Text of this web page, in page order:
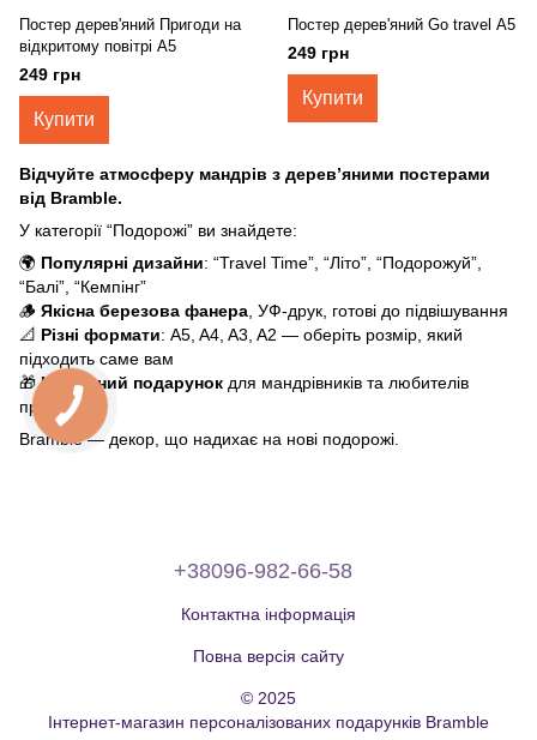
Постер дерев'яний Пригоди на
відкритому повітрі А5
249 грн
Купити
Постер дерев'яний Go travel А5
249 грн
Купити
Відчуйте атмосферу мандрів з дерев’яними постерами
від Bramble.
У категорії “Подорожі” ви знайдете:
🌍 Популярні дизайни: “Travel Time”, “Літо”, “Подорожуй”,
“Балі”, “Кемпінг”
🪵 Якісна березова фанера, УФ-друк, готові до підвішування
📐 Різні формати: A5, A4, A3, A2 — оберіть розмір, який
підходить саме вам
🎁Ідеальний подарунок для мандрівників та любителів
пригод
Bramble — декор, що надихає на нові подорожі.
+38096-982-66-58
Контактна інформація
Повна версія сайту
© 2025
Інтернет-магазин персоналізованих подарунків Bramble